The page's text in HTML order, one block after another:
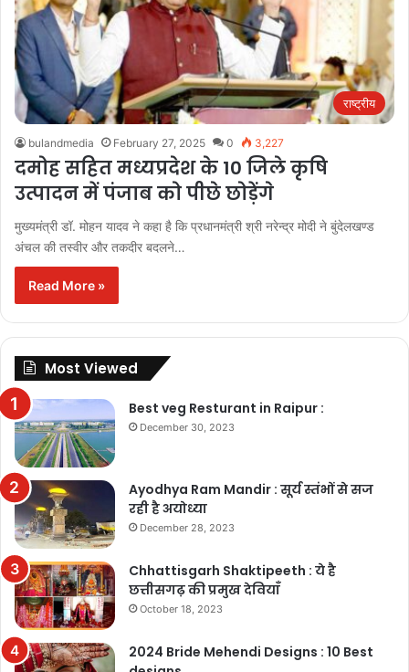
राष्ट्रीय
bulandmedia February 27, 2025 0 3,227
दमोह सहित मध्यप्रदेश के 10 जिले कृषि
उत्पादन में पंजाब को पीछे छोड़ेंगे
मुख्यमंत्री डॉ. मोहन यादव ने कहा है कि प्रधानमंत्री श्री नरेन्द्र मोदी ने बुंदेलखण्ड
अंचल की तस्वीर और तकदीर बदलने…
Read More »
Most Viewed
Best veg Resturant in Raipur :
December 30, 2023
Ayodhya Ram Mandir : सूर्य स्तंभों से सज
रही है अयोध्या
December 28, 2023
Chhattisgarh Shaktipeeth : ये है
छत्तीसगढ़ की प्रमुख देवियाँ
October 18, 2023
2024 Bride Mehendi Designs : 10 Best